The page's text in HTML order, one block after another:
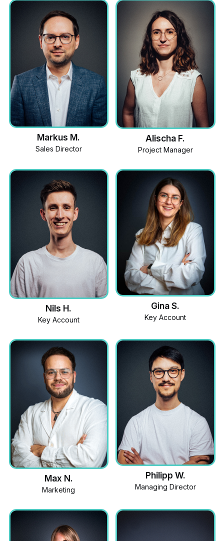
Markus M.
Sales Director
Alischa F.
Project Manager
Nils H.
Key Account
Gina S.
Key Account
Max N.
Marketing
Philipp W.
Managing Director